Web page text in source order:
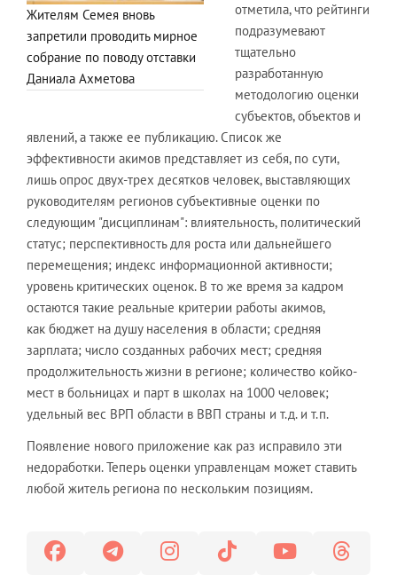
Жителям Семея вновь
запретили проводить мирное
собрание по поводу отставки
Даниала Ахметова
отметила, что рейтинги
подразумевают
тщательно
разработанную
методологию оценки
субъектов, объектов и
явлений, а также ее публикацию. Список же
эффективности акимов представляет из себя, по сути,
лишь опрос двух-трех десятков человек, выставляющих
руководителям регионов субъективные оценки по
следующим "дисциплинам": влиятельность, политический
статус; перспективность для роста или дальнейшего
перемещения; индекс информационной активности;
уровень критических оценок. В то же время за кадром
остаются такие реальные критерии работы акимов,
как бюджет на душу населения в области; средняя
зарплата; число созданных рабочих мест; средняя
продолжительность жизни в регионе; количество койко-
мест в больницах и парт в школах на 1000 человек;
удельный вес ВРП области в ВВП страны и т.д. и т.п.
Появление нового приложение как раз исправило эти
недоработки. Теперь оценки управленцам может ставить
любой житель региона по нескольким позициям.